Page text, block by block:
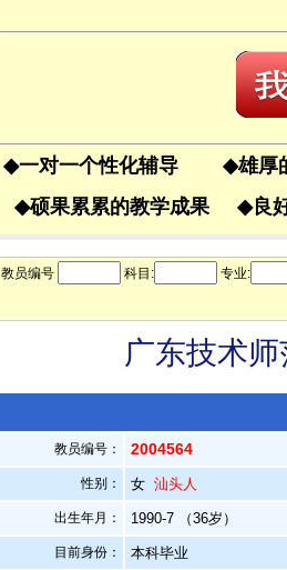
◆一对一个性化辅导 ◆雄
◆硕果累累的教学成果 ◆良
教员编号 科目: 专业:
广东技术
教员编号： 2004564
性别： 女 汕头人
出生年月： 1990-7 （36岁）
目前身份： 本科毕业